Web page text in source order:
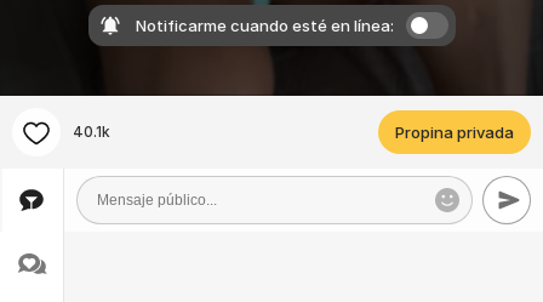
Notificarme cuando esté en línea:
40.1k Propina privada